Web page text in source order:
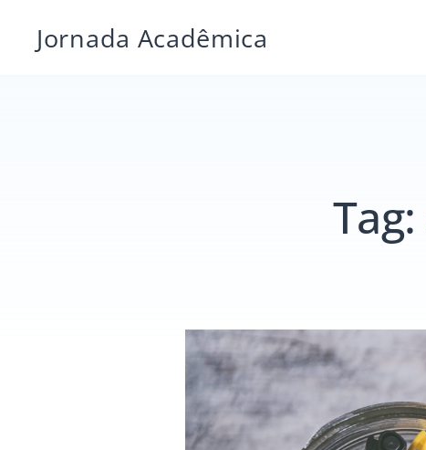
Jornada Acadêmica
Tag: